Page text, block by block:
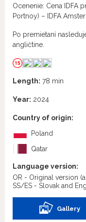
Ocenenie: Cena IDFA
Portnoy) – IDFA
Po premietaní
angličtine.
Length: 78 min
Year: 2024
Country of origin:
Poland
Qatar
Language version:
OR - Original version
SS/ES - Slovak and
Gallery